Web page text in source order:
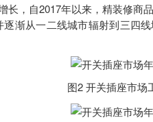
长，自2017年以来，精装修商
渐从一二线城市辐射到三四
图2 开关插座市场